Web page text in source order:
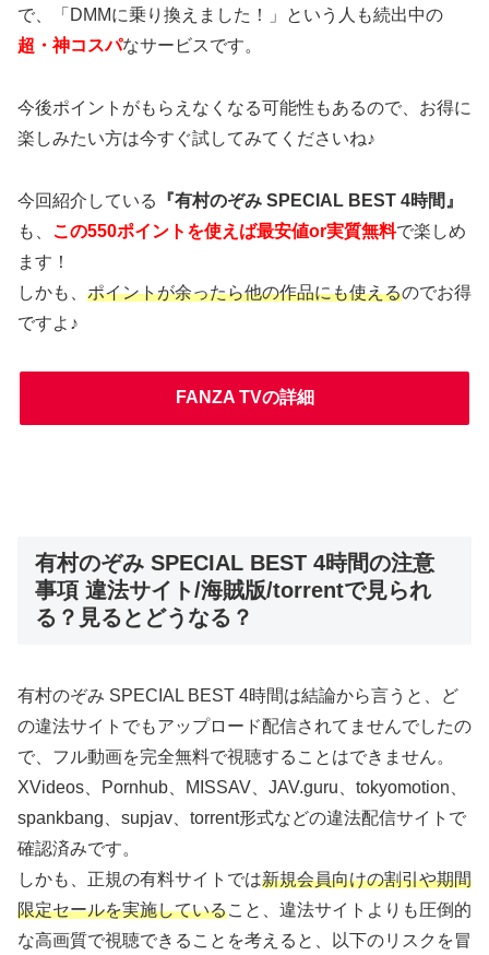
で、「DMMに乗り換えました！」という人も続出中の
超・神コスパなサービスです。
今後ポイントがもらえなくなる可能性もあるので、お得に
楽しみたい方は今すぐ試してみてくださいね♪
今回紹介している
『有村のぞみ SPECIAL BEST 4時間』
も、 この550ポイントを使えば最安値or実質無料で楽しめ
ます！
しかも、 ポイントが余ったら他の作品にも使えるのでお得
ですよ♪
FANZA TVの詳細
有村のぞみ SPECIAL BEST 4時間の注意
事項 違法サイト/海賊版/torrentで見られ
る？見るとどうなる？
有村のぞみ SPECIAL BEST 4時間は結論から言うと、ど
の違法サイトでもアップロード配信されてませんでしたの
で、フル動画を完全無料で視聴することはできません。
XVideos、Pornhub、MISSAV、JAV.guru、tokyomotion、
spankbang、supjav、torrent形式などの違法配信サイトで
確認済みです。
しかも、正規の有料サイトでは新規会員向けの割引や期間
限定セールを実施していること、違法サイトよりも圧倒的
な高画質で視聴できることを考えると、以下のリスクを冒